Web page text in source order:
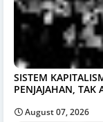
SISTEM
PENJAJAHAN, TAK
August 07, 2026